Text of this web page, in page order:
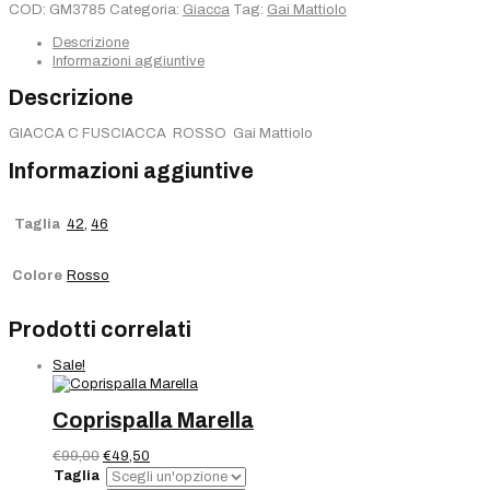
ROSSO
COD: GM3785 Categoria: Giacca Tag: Gai Mattiolo
Descrizione
Informazioni aggiuntive
Descrizione
GIACCA C FUSCIACCA ROSSO Gai Mattiolo
Informazioni aggiuntive
Taglia 42 46
Colore Rosso
Prodotti correlati
Sale!
Coprispalla Marella
€99,00 Il
prezzo
€49,50
prezzo
Taglia